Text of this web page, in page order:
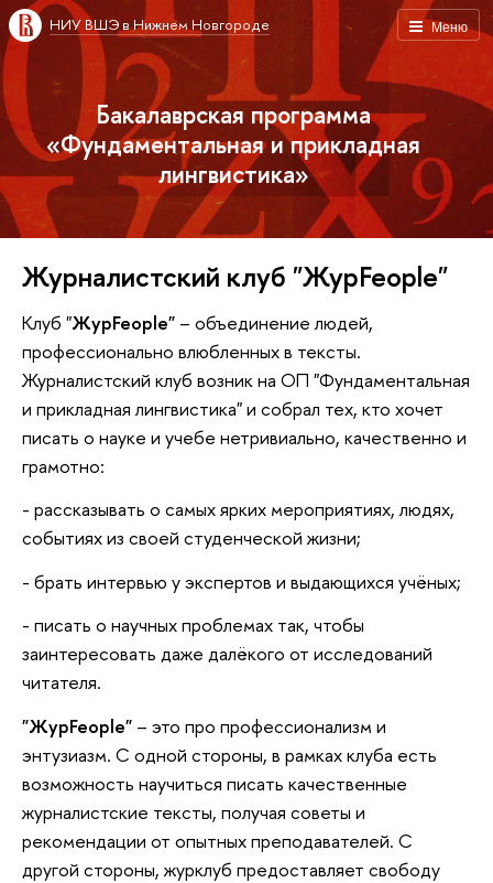
Меню
НИУ ВШЭ в Нижнем Новгороде
Бакалаврская программа
«Фундаментальная и прикладная
лингвистика»
Журналистский клуб "ЖурFeople"
Клуб "ЖурFeople" – объединение людей,
профессионально влюбленных в тексты.
Журналистский клуб возник на ОП "Фундаментальная
и прикладная лингвистика" и собрал тех, кто хочет
писать о науке и учебе нетривиально, качественно и
грамотно:
- рассказывать о самых ярких мероприятиях, людях,
событиях из своей студенческой жизни;
- брать интервью у экспертов и выдающихся учёных;
- писать о научных проблемах так, чтобы
заинтересовать даже далёкого от исследований
читателя.
"ЖурFeople" – это про профессионализм и
энтузиазм. С одной стороны, в рамках клуба есть
возможность научиться писать качественные
журналистские тексты, получая советы и
рекомендации от опытных преподавателей. С
другой стороны, журклуб предоставляет свободу